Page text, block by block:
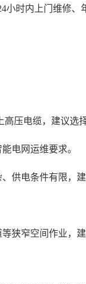
小时内上门维修
压电缆，建议
电网运维要求。
供电条件有限
狭窄空间作业，